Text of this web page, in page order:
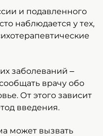
и подавленного
наблюдается у тех,
заболеваний –
врачу обо
От этого зависит
введения.
может вызвать